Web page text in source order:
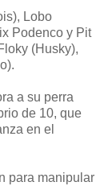
Lobo
Podenco y Pit
(Husky),
a su perra
de 10, que
en el
para manipular